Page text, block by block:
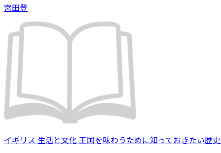
宮田登
イギリス 生活と文化 王国を味わうために知っておきたい歴